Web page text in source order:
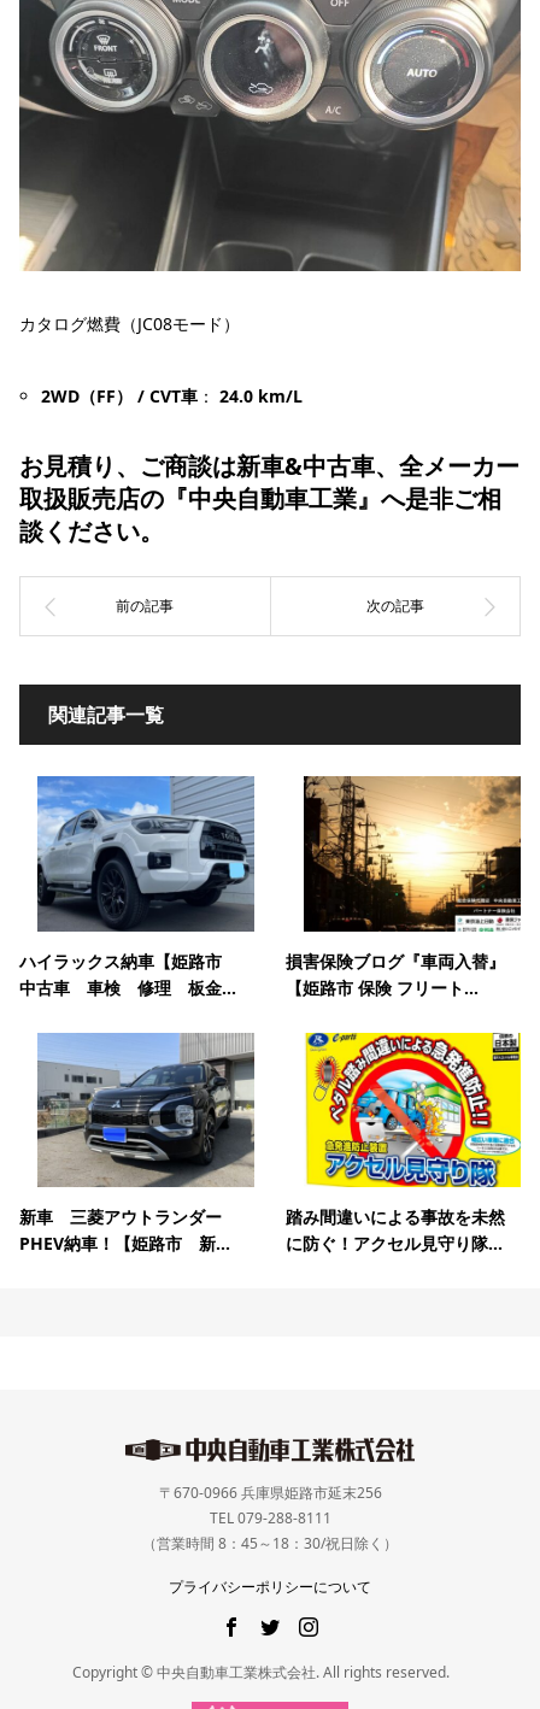
カタログ燃費（JC08モード）
2WD（FF） / CVT車 ：24.0 km/L
お見積り、ご商談は新車&中古車、全メーカー
取扱販売店の『中央自動車工業』へ是非ご相
談ください。
関連記事一覧
ハイラックス納車【姫路市
中古車 車検 修理 板金...
損害保険ブログ『車両入替』
【姫路市 保険 フリート...
新車 三菱アウトランダー
PHEV納車！【姫路市 新...
踏み間違いによる事故を未然
に防ぐ！アクセル見守り隊...
〒670-0966 兵庫県姫路市延末256
TEL 079-288-8111
（営業時間 8：45～18：30/祝日除く）
プライバシーポリシーについて
Copyright © 中央自動車工業株式会社. All rights reserved.